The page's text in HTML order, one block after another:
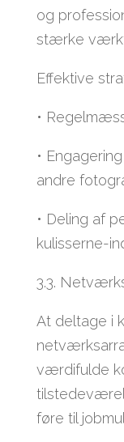
og
stærke
Effektive
•
•
andre
• Deling af
kulisserne-
3.3.
At deltage i
værdifulde
føre til